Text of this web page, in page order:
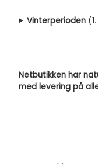
Vinterperioden
Netbutikken har
med levering på